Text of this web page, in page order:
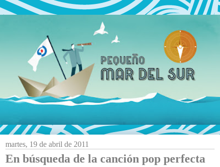
martes, 19 de abril de 2011
En búsqueda de la canción pop perfecta